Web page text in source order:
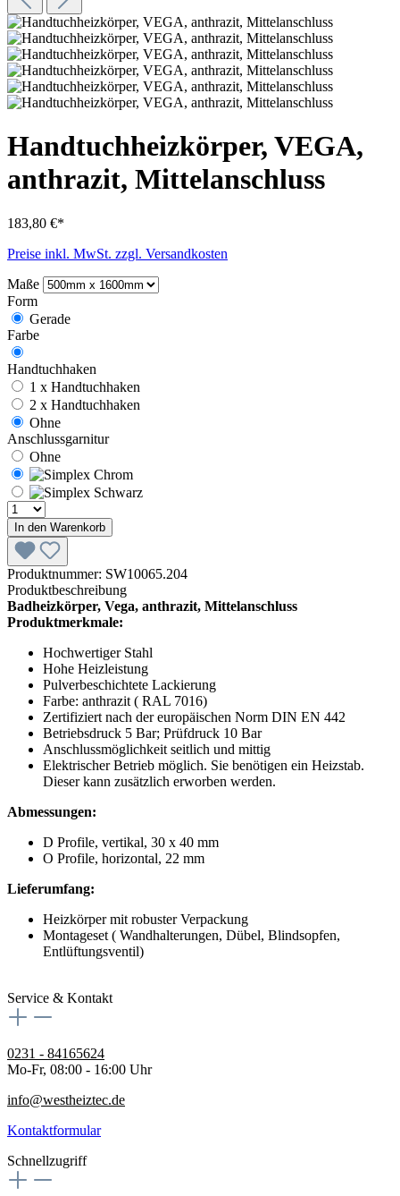
Handtuchheizkörper, VEGA,
anthrazit, Mittelanschluss
183,80 €*
Preise inkl. MwSt. zzgl. Versandkosten
Maße
Form
Gerade
Farbe
Handtuchhaken
1 x Handtuchhaken
2 x Handtuchhaken
Ohne
Anschlussgarnitur
Ohne
In den Warenkorb
Produktnummer: SW10065.204
Produktbeschreibung
Badheizkörper, Vega, anthrazit, Mittelanschluss
Produktmerkmale:
Hochwertiger Stahl
Hohe Heizleistung
Pulverbeschichtete Lackierung
Farbe: anthrazit ( RAL 7016)
Zertifiziert nach der europäischen Norm DIN EN 442
Betriebsdruck 5 Bar; Prüfdruck 10 Bar
Anschlussmöglichkeit seitlich und mittig
Elektrischer Betrieb möglich. Sie benötigen ein Heizstab.
Dieser kann zusätzlich erworben werden.
Abmessungen:
D Profile, vertikal, 30 x 40 mm
O Profile, horizontal, 22 mm
Lieferumfang:
Heizkörper mit robuster Verpackung
Montageset ( Wandhalterungen, Dübel, Blindsopfen,
Entlüftungsventil)
Service & Kontakt
0231 - 84165624
Mo-Fr, 08:00 - 16:00 Uhr
info@westheiztec.de
Kontaktformular
Schnellzugriff